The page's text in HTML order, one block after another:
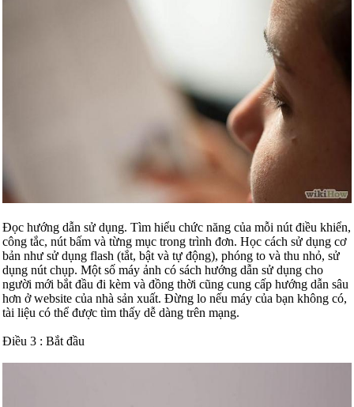
Đọc hướng dẫn sử dụng. Tìm hiểu chức năng của mỗi nút điều khiển,
công tắc, nút bấm và từng mục trong trình đơn. Học cách sử dụng cơ
bản như sử dụng flash (tắt, bật và tự động), phóng to và thu nhỏ, sử
dụng nút chụp. Một số máy ảnh có sách hướng dẫn sử dụng cho
người mới bắt đầu đi kèm và đồng thời cũng cung cấp hướng dẫn sâu
hơn ở website của nhà sản xuất. Đừng lo nếu máy của bạn không có,
tài liệu có thể được tìm thấy dễ dàng trên mạng.
Điều 3 : Bắt đầu